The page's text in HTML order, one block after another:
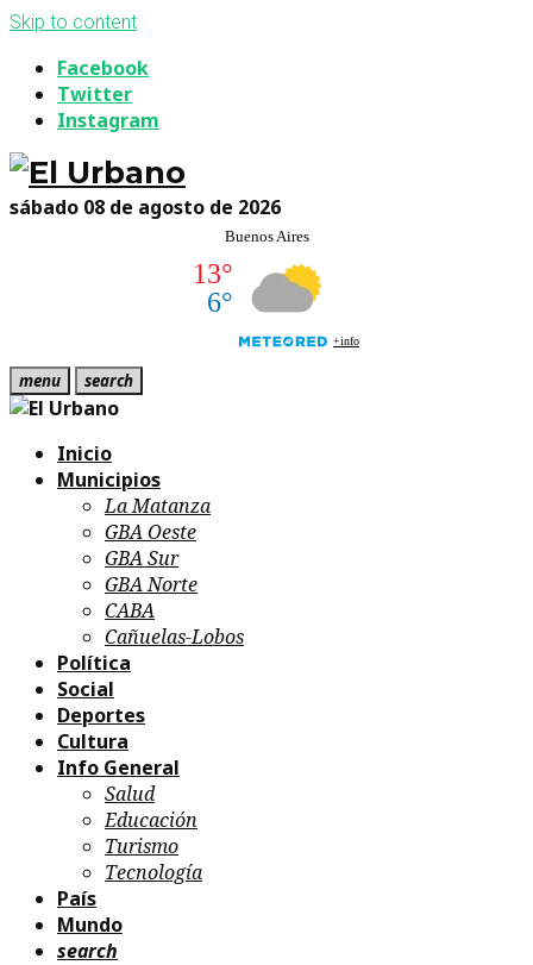
Skip to content
Facebook
Twitter
Instagram
sábado 08 de agosto de 2026
menu search
Inicio
Municipios
La Matanza
GBA Oeste
GBA Sur
GBA Norte
CABA
Cañuelas-Lobos
Política
Social
Deportes
Cultura
Info General
Salud
Educación
Turismo
Tecnología
País
Mundo
search